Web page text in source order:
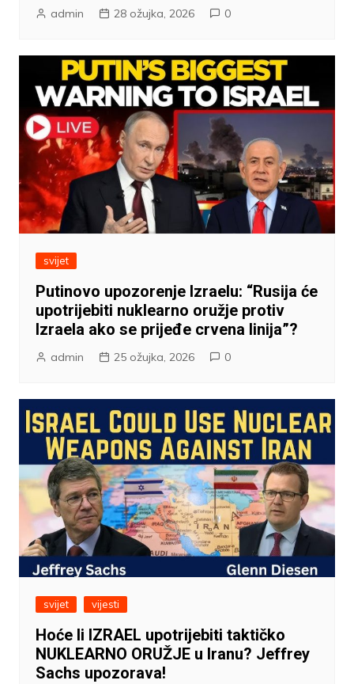
admin 28 ožujka, 2026 0
svijet
Putinovo upozorenje Izraelu: “Rusija će
upotrijebiti nuklearno oružje protiv
Izraela ako se prijeđe crvena linija”?
admin 25 ožujka, 2026 0
svijet vijesti
Hoće li IZRAEL upotrijebiti taktičko
NUKLEARNO ORUŽJE u Iranu? Jeffrey
Sachs upozorava!